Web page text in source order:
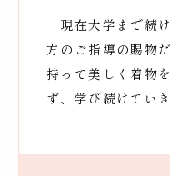
現在大学まで続
方のご指導の賜物
持って美しく着物
ず、学び続けてい